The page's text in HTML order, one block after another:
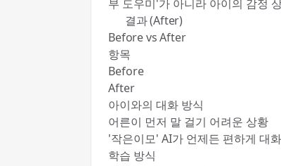
부 도우미'가 아니라 아이의 감정
✅ 결과 (After)
Before vs After
항목
Before
After
아이와의 대화 방식
어른이 먼저 말 걸기 어려운 상황
'작은이모' AI가 언제든 편하게 대
학습 방식